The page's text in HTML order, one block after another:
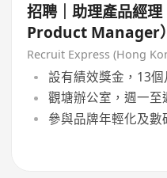
招聘｜助理產品經
Product Manager
／健康食品行業
Recruit Express (Hong
設有績效獎金，13個
觀塘辦公室，週一至
參與品牌年輕化及數